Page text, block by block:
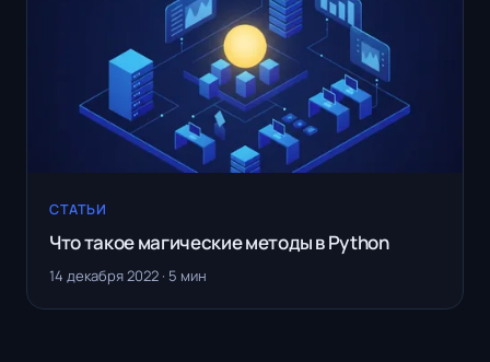
СТАТЬИ
Что такое магические методы в Python
14 декабря 2022 · 5 мин